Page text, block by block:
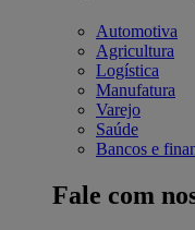
Automotiva
Agricultura
Logística
Manufatura
Varejo
Saúde
Bancos e
Fale com